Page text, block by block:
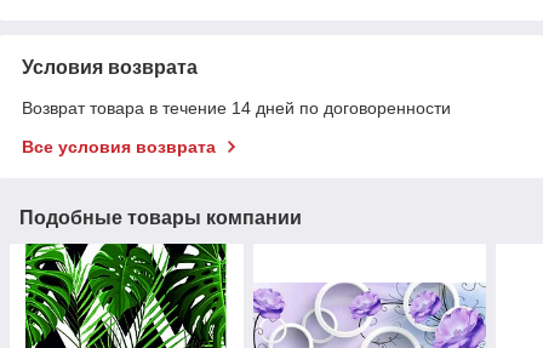
Условия возврата
Возврат товара в течение 14 дней по договоренности
Все условия возврата
Подобные товары компании